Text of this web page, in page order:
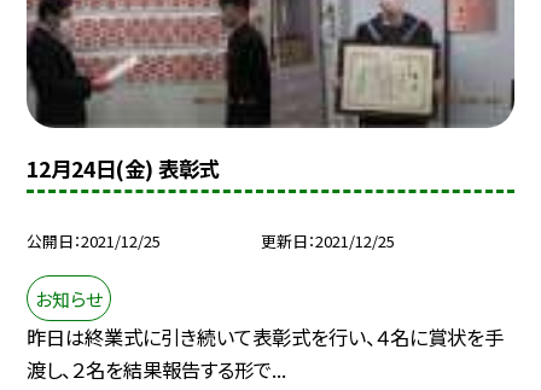
12月24日(金) 表彰式
公開日 2021/12/25 更新日 2021/12/25
お知らせ
昨日は終業式に引き続いて表彰式を行い、４名に賞状を手
渡し、２名を結果報告する形で...